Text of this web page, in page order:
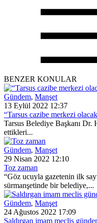
BENZER KONULAR
Gündem, Manşet
13 Eylül 2022 12:37
“Tarsus cazibe merkezi
Tarsus Belediye Başkanı Dr.
ettikleri...
Gündem, Manşet
29 Nisan 2022 12:10
Toz zaman
“Göz ucuyla gazetenin ilk
sürmanşetinde bir belediye,...
Gündem, Manşet
24 Ağustos 2022 17:09
Saldırgan imam meclis